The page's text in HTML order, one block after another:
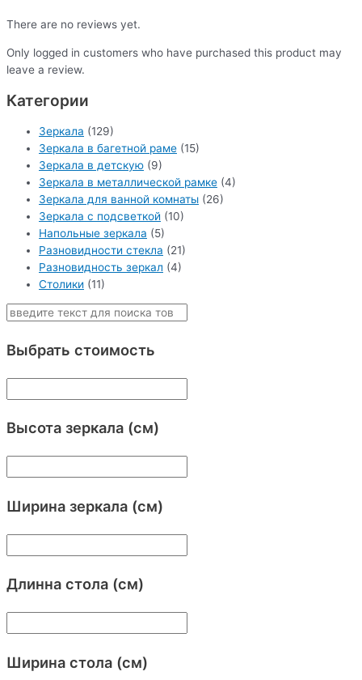
There are no reviews yet.
Only logged in customers who have purchased this product may
leave a review.
Категории
Зеркала (129)
Зеркала в багетной раме (15)
Зеркала в детскую (9)
Зеркала в металлической рамке (4)
Зеркала для ванной комнаты (26)
Зеркала с подсветкой (10)
Напольные зеркала (5)
Разновидности стекла (21)
Разновидность зеркал (4)
Столики (11)
Выбрать стоимость
Высота зеркала (см)
Ширина зеркала (см)
Длинна стола (см)
Ширина стола (см)